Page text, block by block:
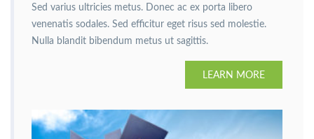
Sed varius ultricies metus. Donec ac ex porta libero
venenatis sodales. Sed efficitur eget risus sed molestie.
Nulla blandit bibendum metus ut sagittis.
LEARN MORE